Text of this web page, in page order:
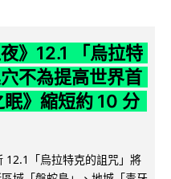
》12.1 「烏拉特
不為提高世界首
》縮短約 10 分
12.1「烏拉特克的詛咒」將